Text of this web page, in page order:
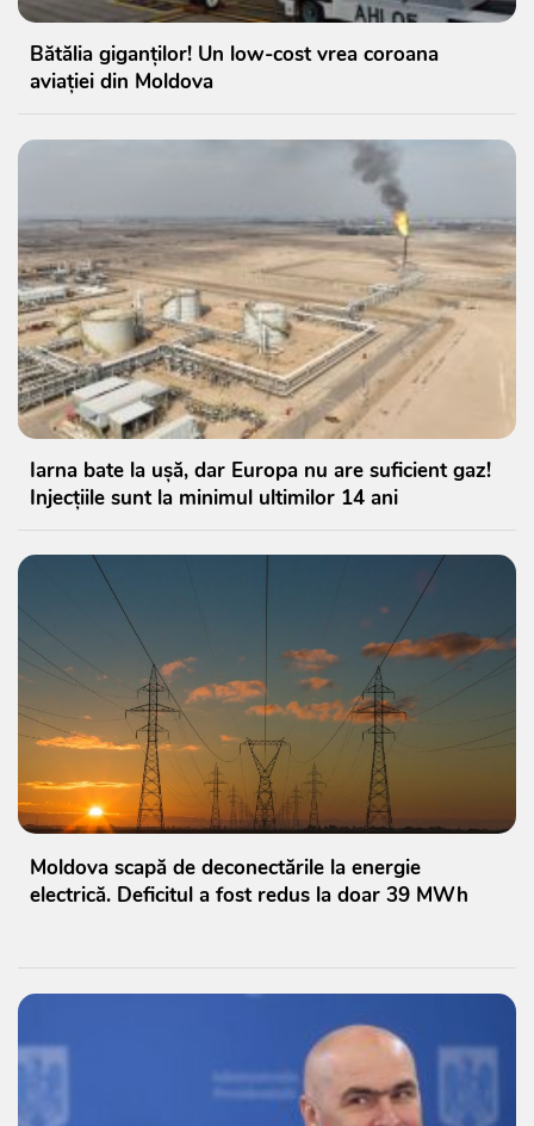
Bătălia giganților! Un low-cost vrea coroana
aviației din Moldova
Iarna bate la ușă, dar Europa nu are suficient gaz!
Injecțiile sunt la minimul ultimilor 14 ani
Moldova scapă de deconectările la energie
electrică. Deficitul a fost redus la doar 39 MWh